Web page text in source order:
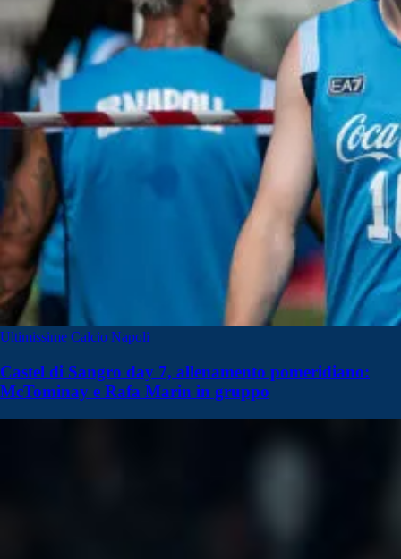
Ultimissime Calcio Napoli
Castel di Sangro day 7, allenamento pomeridiano:
McTominay e Rafa Marin in gruppo